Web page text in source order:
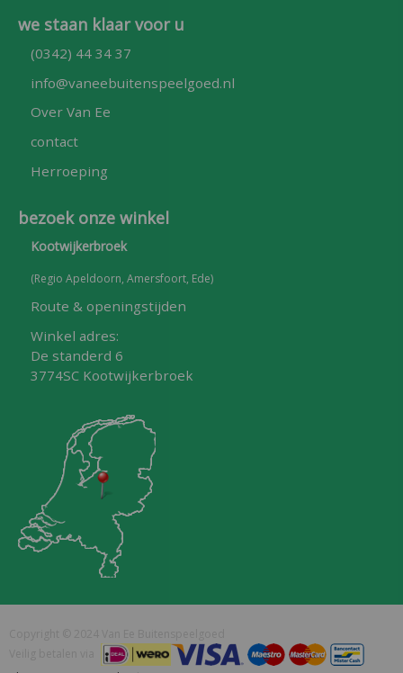
we staan klaar voor u
(0342) 44 34 37
info@vaneebuitenspeelgoed.nl
Over Van Ee
contact
Herroeping
bezoek onze winkel
Kootwijkerbroek
(Regio Apeldoorn, Amersfoort, Ede)
Route & openingstijden
Winkel adres:
De standerd 6
3774SC Kootwijkerbroek